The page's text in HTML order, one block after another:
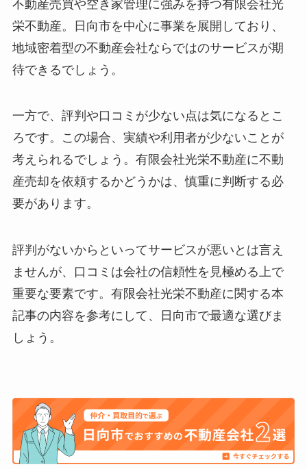
不動産売買や空き家管理に強みを持つ有限会社光
栄不動産。日向市を中心に事業を展開しており、
地域密着型の不動産会社ならではのサービスが期
待できるでしょう。
一方で、評判や口コミが少ない点は気になるとこ
ろです。この場合、実績や利用者が少ないことが
考えられるでしょう。有限会社光栄不動産に不動
産売却を依頼するかどうかは、慎重に判断する必
要があります。
評判がないからといってサービスが悪いとは言え
ませんが、口コミは会社の信頼性を見極める上で
重要な要素です。有限会社光栄不動産に関する本
記事の内容を参考にして、日向市で最適な選びま
しょう。